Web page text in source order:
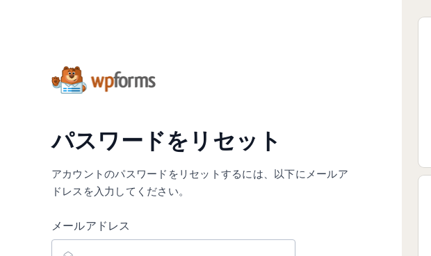
パスワードをリセット
アカウントのパスワードをリセットするには、以下にメールア
ドレスを入力してください。
メールアドレス